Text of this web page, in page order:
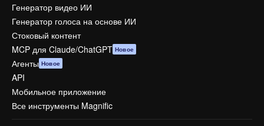
Генератор видео ИИ
Генератор голоса на основе ИИ
Стоковый контент
MCP для Claude/ChatGPT Новое
Агенты Новое
API
Мобильное приложение
Все инструменты Magnific